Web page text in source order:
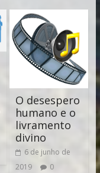
O desespero
humano e o
livramento
divino
6 de junho de
2019
0